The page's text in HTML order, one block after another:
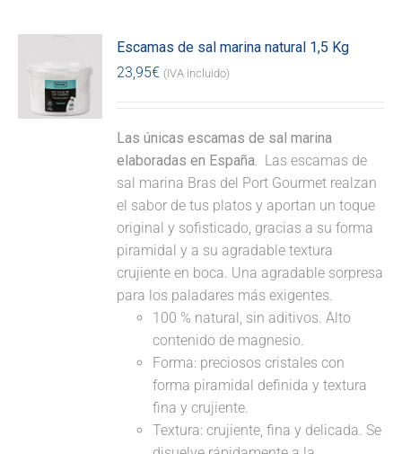
Escamas de sal marina natural 1,5 Kg
23,95€ (IVA incluido)
Las únicas escamas de sal marina
elaboradas en España. Las escamas de
sal marina Bras del Port Gourmet realzan
el sabor de tus platos y aportan un toque
original y sofisticado, gracias a su forma
piramidal y a su agradable textura
crujiente en boca. Una agradable sorpresa
para los paladares más exigentes.
100 % natural, sin aditivos. Alto
contenido de magnesio.
Forma: preciosos cristales con
forma piramidal definida y textura
fina y crujiente.
Textura: crujiente, fina y delicada. Se